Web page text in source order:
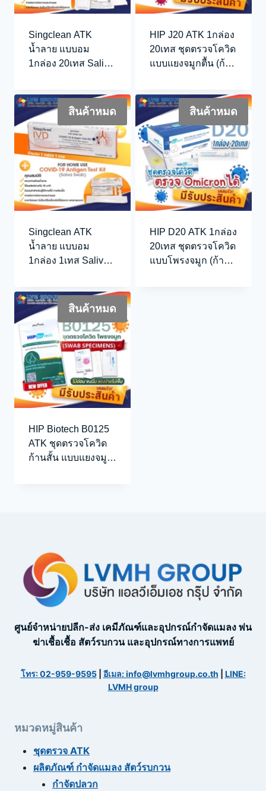
Singclean ATK
น้ำลาย แบบอม
1กล่อง 20เทส Saliva
HIP J20 ATK 1กล่อง
20เทส ชุดตรวจโควิด
แบบแยงจมูกตื้น (ก้าน
สินค้าหมด
Singclean ATK
น้ำลาย แบบอม
1กล่อง 1เทส Saliva
สินค้าหมด
HIP D20 ATK 1กล่อง
20เทส ชุดตรวจโควิด
แบบโพรงจมูก (ก้าน
สินค้าหมด
HIP Biotech B0125
ATK ชุดตรวจโควิด
ก้านสั้น แบบแยงจมูก
ศูนย์จำหน่ายปลีก-ส่ง เคมีภัณฑ์และอุปกรณ์กำจัดแมลง พ่น
ฆ่าเชื้อเชื้อ สัตว์รบกวน และอุปกรณ์ทางการแพทย์
โทร: 02-959-9595| อีเมล: info@lvmhgroup.co.th
LINE:
LVMH group
หมวดหมู่สินค้า
ชุดตรวจ ATK
ผลิตภัณฑ์ กำจัดแมลง สัตว์รบกวน
กำจัดปลวก